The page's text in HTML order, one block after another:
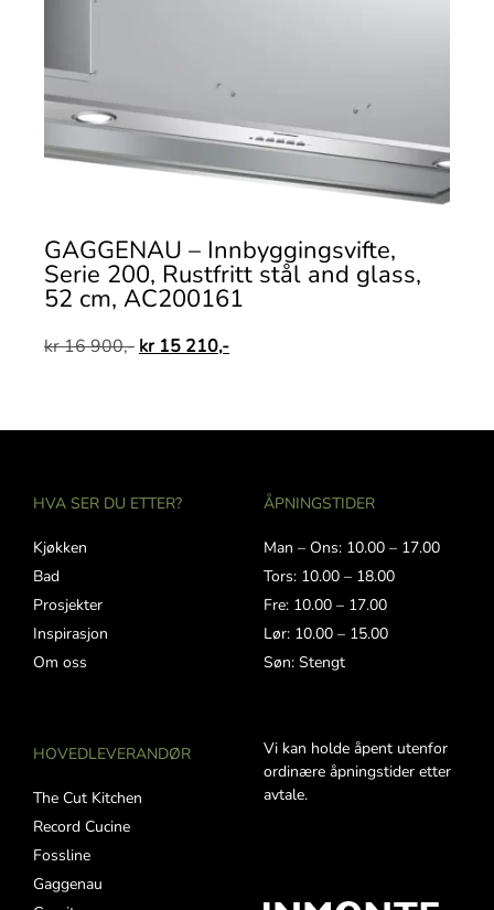
GAGGENAU – Innbyggingsvifte,
Serie 200, Rustfritt stål and glass,
52 cm, AC200161
kr16 900,- kr15 210,-
HVA SER DU ETTER?
Kjøkken
Bad
Prosjekter
Inspirasjon
Om oss
HOVEDLEVERANDØR
The Cut Kitchen
Record Cucine
Fossline
Gaggenau
ÅPNINGSTIDER
Man – Ons: 10.00 – 17.00
Tors: 10.00 – 18.00
Fre: 10.00 – 17.00
Lør: 10.00 – 15.00
Søn: Stengt
Vi kan holde åpent utenfor
ordinære åpningstider etter
avtale.